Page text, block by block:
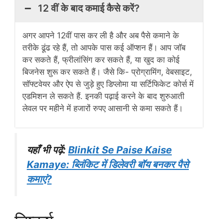
12 वीं के बाद कमाई कैसे करें?
अगर आपने 12वीं पास कर ली है और अब पैसे कमाने के
तरीके ढूंढ रहे हैं, तो आपके पास कई ऑप्शन हैं। आप जॉब
कर सकते हैं, फ्रीलांसिंग कर सकते हैं, या खुद का कोई
बिजनेस शुरू कर सकते हैं। जैसे कि- प्रोग्रामिंग, वेबसाइट,
सॉफ्टवेयर और ऐप से जुड़े हुए डिप्लोमा या सर्टिफिकेट कोर्स में
एडमिशन ले सकते हैं. इनकी पढ़ाई करने के बाद शुरुआती
लेवल पर महीने में हजारों रुपए आसानी से कमा सकते हैं।
यहाँ भी पढ़ें: Blinkit Se Paise Kaise
Kamaye: ब्लिंकिट में डिलेवरी बॉय बनकर पैसे
कमाएं?